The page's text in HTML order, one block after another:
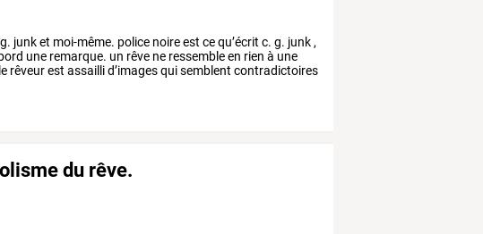
g. junket moi-même. police noireest cequ’écrit c. g. junk,
une remarque. un rêve ne ressembleen rien à une
le rêveurest assaillid’imagesquisemblent contradictoires
du rêve.